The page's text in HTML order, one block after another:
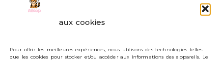
aux cookies
Pour offrir les meilleures expériences, nous utilisons des technologies telles
que les cookies pour stocker et/ou accéder aux informations des appareils. Le
Livraisons et retours